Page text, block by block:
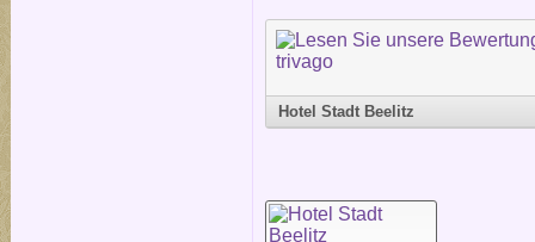
Hotel Stadt Beelitz